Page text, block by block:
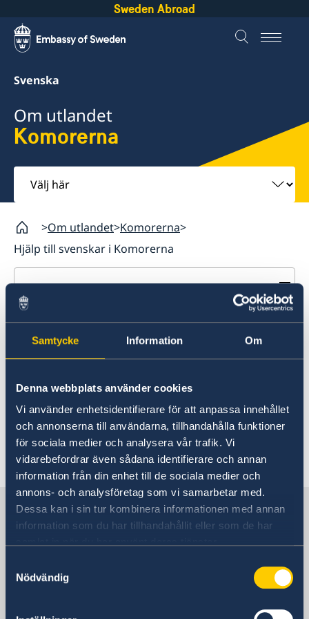
Samtycke Information Om
Denna webbplats använder cookies
Vi använder enhetsidentifierare för att anpassa innehållet
och annonserna till användarna, tillhandahålla funktioner
för sociala medier och analysera vår trafik. Vi
vidarebefordrar även sådana identifierare och annan
information från din enhet till de sociala medier och
annons- och analysföretag som vi samarbetar med.
Dessa kan i sin tur kombinera informationen med annan
information som du har tillhandahållit eller som de har
Nödvändig
Sweden Abroad
Svenska
Om utlandet
Komorerna
Välj
här
Om utlandet Komorerna
Hjälp till svenskar i Komorerna
Komorerna
Rösta i Komorerna
Hjälp till svenskar i Komorerna
Rösta i Komorerna
Pass utomlands
Hjälp kring medborgarskap
Reseinformation
Ambassadens reseinformation
Aktuella händelser
Allmänna säkerhetsläget
Terrorism
Naturförhållanden och katastrofer
In- och utresebestämmelser
Hälso- och sjukvård
Lokala lagar och sedvänjor
Kriminalitet och personlig säkerhet
Trafiksäkerhet
Service för svenska företag
Hjälp till svenskar i
Komorerna
Generella frågor om hjälp
utomlands
Frågor och svar om hjälp
utomlands - på regeringen.se
På regeringen.se finns grundläggande
information som gäller för alla länder och svar
på vanliga frågor om hjälp till svenskar
ytterligare villkor.
Hjälp till svenskar utomlands - på regeringen.se
Sverige i Komorerna